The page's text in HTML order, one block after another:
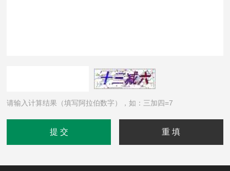
请输入计算结果（填写阿拉伯数字），如：三加四=7